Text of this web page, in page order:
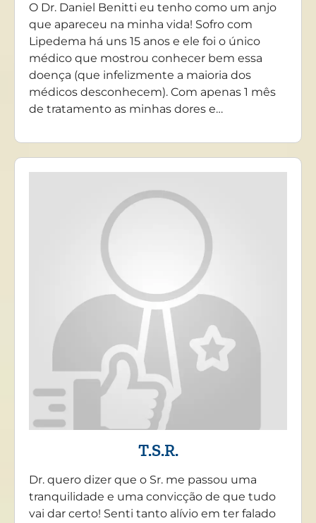
O Dr. Daniel Benitti eu tenho como um anjo
que apareceu na minha vida! Sofro com
Lipedema há uns 15 anos e ele foi o único
médico que mostrou conhecer bem essa
doença (que infelizmente a maioria dos
médicos desconhecem). Com apenas 1 mês
de tratamento as minhas dores e…
T.S.R.
Dr. quero dizer que o Sr. me passou uma
tranquilidade e uma convicção de que tudo
vai dar certo! Senti tanto alívio em ter falado